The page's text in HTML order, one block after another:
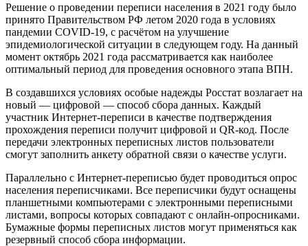
Решение о проведении переписи населения в 2021 году было
принято Правительством РФ летом 2020 года в условиях
пандемии COVID-19, с расчётом на улучшение
эпидемиологической ситуации в следующем году. На данный
момент октябрь 2021 года рассматривается как наиболее
оптимальный период для проведения основного этапа ВПН.
В создавшихся условиях особые надежды Росстат возлагает на
новый — цифровой — способ сбора данных. Каждый
участник Интернет-переписи в качестве подтверждения
прохождения переписи получит цифровой и QR-код. После
передачи электронных переписных листов пользователи
смогут заполнить анкету обратной связи о качестве услуги.
Параллельно с Интернет-переписью будет проводиться опрос
населения переписчиками. Все переписчики будут оснащены
планшетными компьютерами с электронными переписными
листами, вопросы которых совпадают с онлайн-опросниками.
Бумажные формы переписных листов могут применяться как
резервный способ сбора информации.